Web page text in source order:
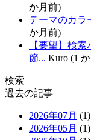
か月前)
テーマのカラ
か月前)
【要望】検
節... Kuro (1
検索
過去の記事
2026年07月 (1)
2026年05月 (1)